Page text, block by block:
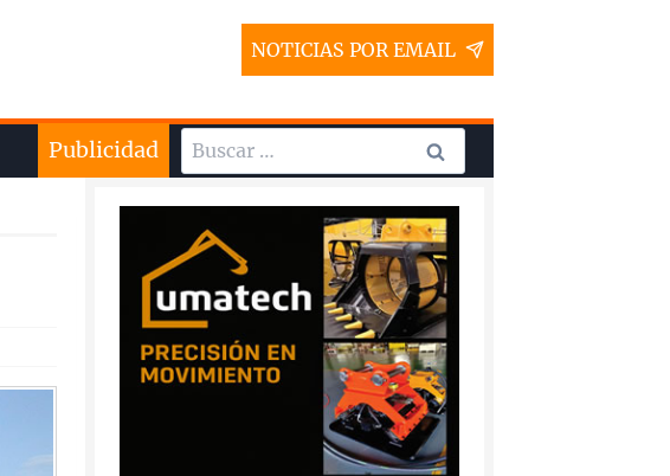
NOTICIAS POR EMAIL
Publicidad Buscar: